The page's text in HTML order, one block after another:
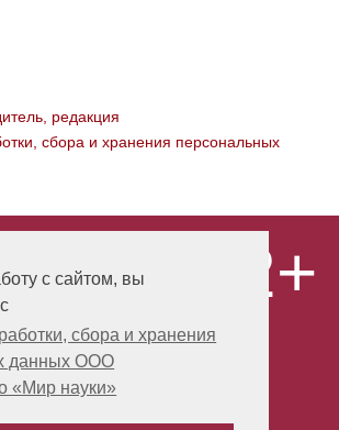
с сайтом, вы
сбора и хранения
данных ООО
«Мир науки»
редакция
сбора и хранения персональных
«World of science»,
на сайте,
о защите авторских
материалов
без
согласования с
права на
их авторам.
12+